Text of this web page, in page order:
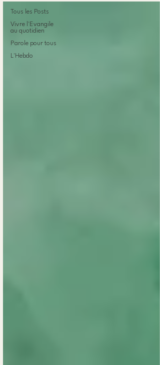
Tous les Posts
Vivre l'Evangile
au quotidien
Parole pour tous
L'Hebdo